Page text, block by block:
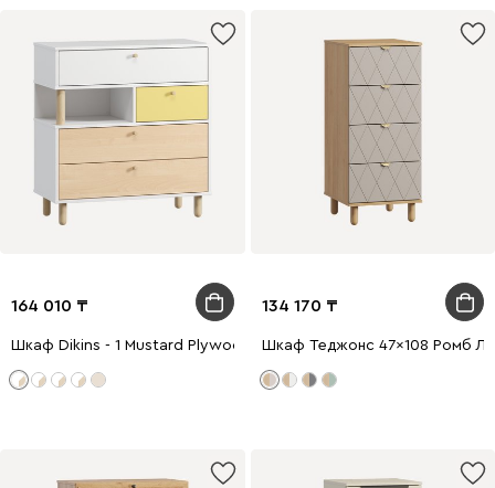
164 010
Шкаф Dikins - 1 Mustard Plywood
134 170
Шкаф Теджонс 47x108 Ромб